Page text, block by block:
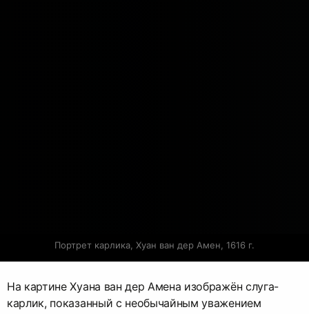
Портрет карлика, Хуан ван дер Амен, 1616 г.
На картине Хуана ван дер Амена изображён слуга-
карлик, показанный с необычайным уважением